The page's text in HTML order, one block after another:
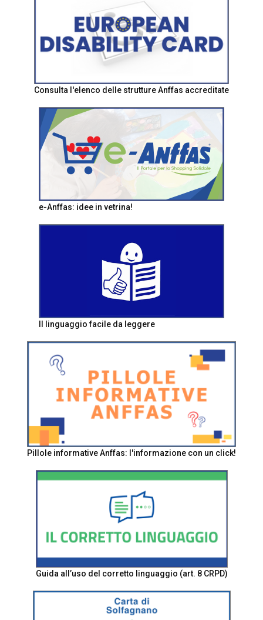
Consulta l'elenco delle strutture Anffas accreditate
e-Anffas: idee in vetrina!
Il linguaggio facile da leggere
Pillole informative Anffas: l'informazione con un click!
Guida all’uso del corretto linguaggio (art. 8 CRPD)